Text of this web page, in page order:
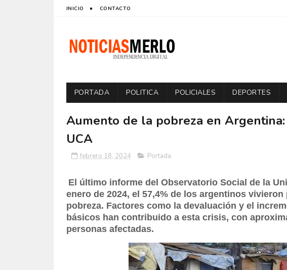
INICIO CONTACTO
PORTADA POLITICA POLICIALES DEPORTES
Aumento de la pobreza en
UCA
febrero 18, 2024 Portada
El último informe del Observatorio Social de la
enero de 2024, el 57,4% de los argentinos
pobreza. Factores como la devaluación y el
básicos han contribuido a esta crisis, con
personas afectadas.